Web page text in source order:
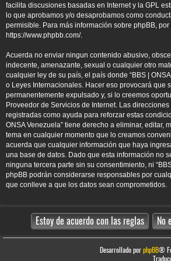
facilita discusiones basadas en Internet y la GPL
lo que aprobamos y/o desaprobamos como
permisible. Para más información sobre phpBB, por
https://www.phpbb.com/.
Acuerda no enviar ningun contenido abusivo,
indecente, amenazante, sexual o cualquier otro
cualquier ley de su país, el país donde “BBS |
o Leyes Internacionales. Hacer eso provocará que
permanentemente expulsado y, si lo creemos
Proveedor de Servicios de Internet. Las
registradas como ayuda para reforzar estas
ONSA Venezuela” tiene derecho a eliminar, editar,
tema en cualquier momento que lo creamos
acuerda que cualquier información que haya
una base de datos. Dado que esta información no
ninguna tercera parte sin su consentimiento, ni
phpBB podrán considerarse responsables por
que conlleve a que los datos sean comprometidos.
Desarrollado porphpBB®